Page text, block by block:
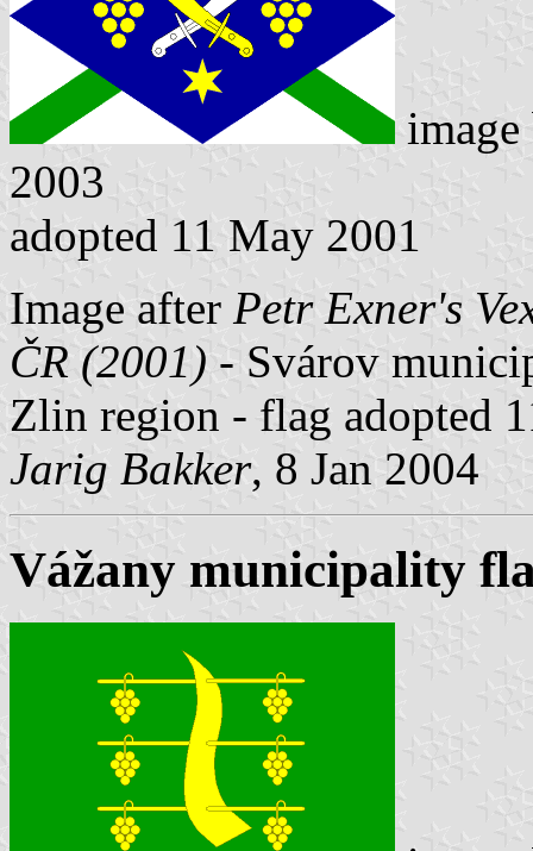
2003
adopted 11 May 2001
Image after Petr Exner's
ČR (2001) - Svárov
Zlin region - flag adopted
Jarig Bakker, 8 Jan 2004
Vážany municipality